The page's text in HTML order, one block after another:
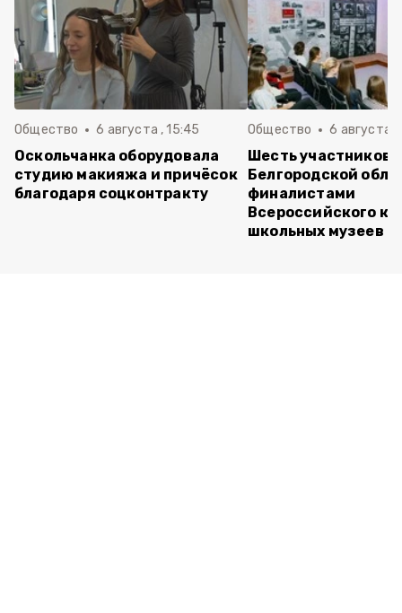
Общество 6 августа , 15:45
Оскольчанка оборудовала
студию макияжа и причёсок
благодаря соцконтракту
Общество 6 августа ,
Шесть участников
Белгородской
финалистами
Всероссийского
школьных музеев